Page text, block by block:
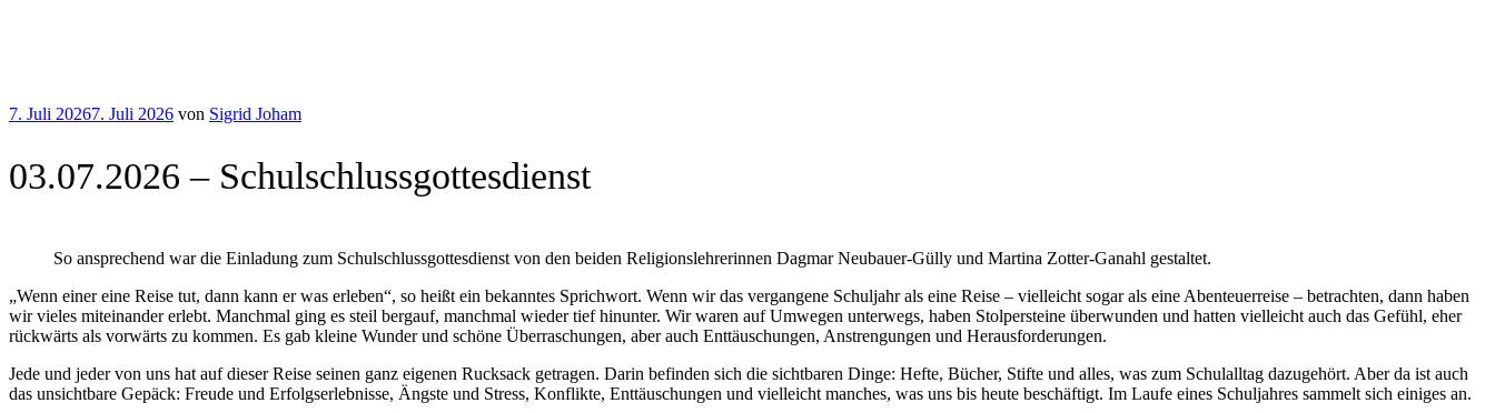
Veröffentlicht
7. Juli 20267. Juli 2026 von Sigrid Joham
03.07.2026 – Schulschlussgottesdienst
So ansprechend war die Einladung zum Schulschlussgottesdienst von den beiden Religionslehrerinnen Dagmar Neubauer-Gülly und Martina Zotter-Ganahl gestaltet.
„Wenn einer eine Reise tut, dann kann er was erleben“, so heißt ein bekanntes Sprichwort. Wenn wir das vergangene Schuljahr als eine Reise – vielleicht sogar als eine Abenteuerreise – betrachten, dann haben
wir vieles miteinander erlebt. Manchmal ging es steil bergauf, manchmal wieder tief hinunter. Wir waren auf Umwegen unterwegs, haben Stolpersteine überwunden und hatten vielleicht auch das Gefühl, eher
rückwärts als vorwärts zu kommen. Es gab kleine Wunder und schöne Überraschungen, aber auch Enttäuschungen, Anstrengungen und Herausforderungen.
Jede und jeder von uns hat auf dieser Reise seinen ganz eigenen Rucksack getragen. Darin befinden sich die sichtbaren Dinge: Hefte, Bücher, Stifte und alles, was zum Schulalltag dazugehört. Aber da ist auch
das unsichtbare Gepäck: Freude und Erfolgserlebnisse, Ängste und Stress, Konflikte, Enttäuschungen und vielleicht manches, was uns bis heute beschäftigt. Im Laufe eines Schuljahres sammelt sich einiges an.